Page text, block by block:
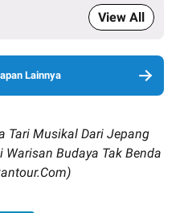
View All
Lainnya
Tari Musikal Dari Jepang
Warisan Budaya Tak Benda